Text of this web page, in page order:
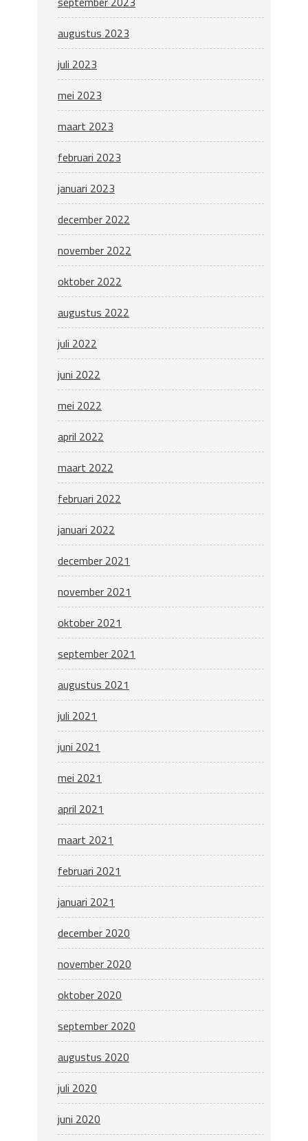
augustus 2023
juli 2023
mei 2023
maart 2023
februari 2023
januari 2023
december 2022
november 2022
oktober 2022
augustus 2022
juli 2022
juni 2022
mei 2022
april 2022
maart 2022
februari 2022
januari 2022
december 2021
november 2021
oktober 2021
september 2021
augustus 2021
juli 2021
juni 2021
mei 2021
april 2021
maart 2021
februari 2021
januari 2021
december 2020
november 2020
oktober 2020
september 2020
augustus 2020
juli 2020
juni 2020